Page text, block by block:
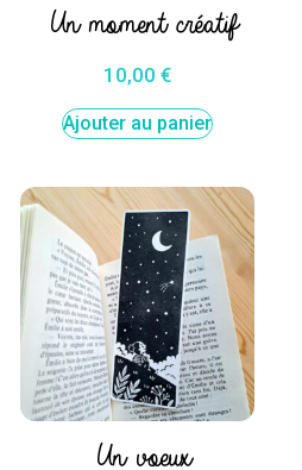
Un moment créatif
10,00 €
Ajouter au panier
Un voeux